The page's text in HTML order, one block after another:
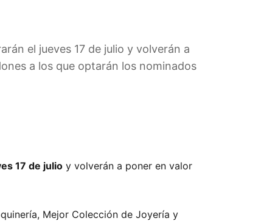
el jueves 17 de julio y volverán a
a los que optarán los nominados
17 de julio y volverán a poner en valor
Mejor Colección de Joyería y